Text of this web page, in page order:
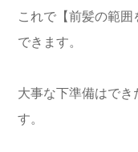
これで【前髪の範
できます。
大事な下準備はでき
す。